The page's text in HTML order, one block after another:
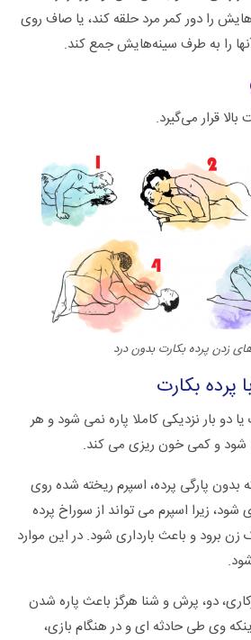
را دور کمر مرد حلقه کند، یا صاف روی
را به طرف سینه‌هایش جمع کند.
قرار می‌گیرد.
زدن پرده بکارت بدون درد
پرده بکارت
دو بار نزدیکی کاملا پاره نمی شود و هر
شود و کمی خون ریزی می کند.
پارگی پرده، اسپرم ریخته شده روی
زیرا اسپرم می تواند از سوراخ پرده
برود و باعث بارداری شود. در این موارد
دو، پرش و شنا هرگز باعث پاره شدن
وی طی حادثه ای و در هنگام بازی،